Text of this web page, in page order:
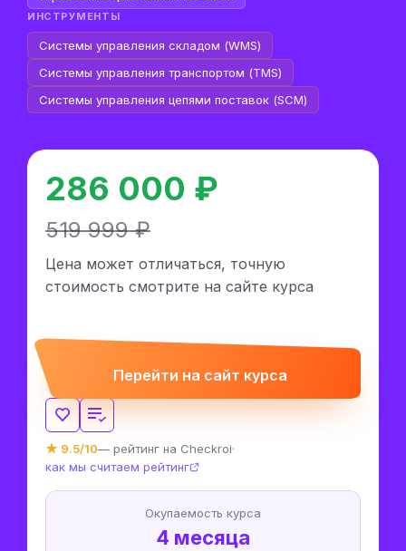
ИНСТРУМЕНТЫ
Системы управления складом (WMS)
Системы управления транспортом (TMS)
Системы управления цепями поставок (SCM)
286 000 ₽
519 999 ₽
Цена может отличаться, точную
стоимость смотрите на сайте курса
Перейти на сайт курса
★ 9.5/10— рейтинг на Checkroi·
как мы считаем рейтинг
Окупаемость курса
4 месяца